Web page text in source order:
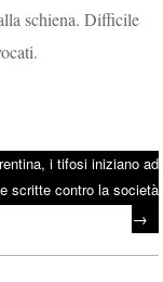
schiena. Difficile
i tifosi iniziano ad
scritte contro la società
→